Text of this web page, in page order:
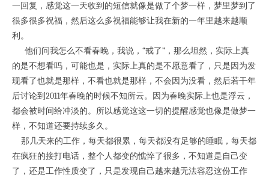
一回复，感觉这一天收到的短信就像是做了个梦一样，梦里梦到了
很多很多祝福，然后这么多祝福能够让我在新的一年里越来越顺
利。
他们问我怎么不看春晚，我说，“戒了”，那么坦然，实际上真
的是不想看吗，可能也是，实际上真的是不愿意看了，只是因为发
现看了也就是那样，不看也就是那样，不会因为没看，然后若干年
后讨论到2011年春晚的时候不知所云。因为春晚实际上也是浮云，
都会被时间给冲淡的。所以感觉这这一切的提醒感觉也像是做梦一
样，不知道还要持续多久。
那几天来的工作，每天都很累，每天都没有足够的睡眠，每天都
在疯狂的接打电话，整个人都变的憔悴了很多，不知道是自己变
了，还是工作性质变了，只是发现自己越来越无法容忍这份工作